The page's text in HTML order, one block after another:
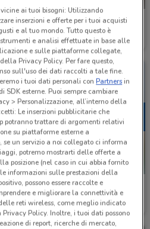
Fastweb
Scade il 27/08 1.9 km
Mondadori Store
Scade il 23/08 4.9 km
ai tuoi bisogni: Utilizzando
inserzioni e offerte per i tuoi acquisti
e al tuo mondo. Tutto questo è
e analisi effettuate in base alle
e sulle piattaforme collegate,
Privacy Policy. Per fare questo,
sull'uso dei dati raccolti a tale fine.
i tuoi dati personali conPartnersin
SDK esterne. Puoi sempre cambiare
> Personalizzazione, all’interno della
Le inserzioni pubblicitarie che
potranno trattare di argomenti relativi
su piattaforme esterne a
se un servizio a noi collegato ci informa
potremo mostrarti delle offerte a
posizione (nel caso in cui abbia fornito
informazioni sulle prestazioni della
possono essere raccolte e
e migliorare la connettività e
reti wireless, come meglio indicato
Policy. Inoltre, i tuoi dati possono
di report, ricerche di mercato,